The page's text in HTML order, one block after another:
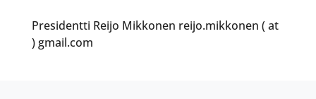
Presidentti Reijo Mikkonen reijo.mikkonen ( at
) gmail.com